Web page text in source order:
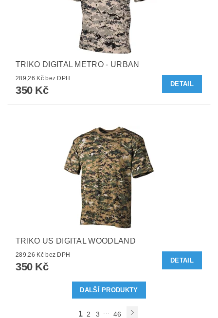
TRIKO DIGITAL METRO - URBAN
289,26 Kč bez DPH
350 Kč
DETAIL
TRIKO US DIGITAL WOODLAND
289,26 Kč bez DPH
350 Kč
DETAIL
DALŠÍ PRODUKTY
1 2 3 46